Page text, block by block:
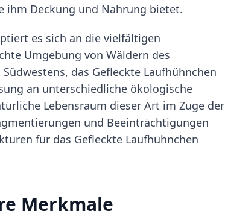
ihm Deckung und Nahrung bietet.
es sich an die vielfältigen
Umgebung von Wäldern des
das Gefleckte Laufhühnchen
an unterschiedliche ökologische
Lebensraum dieser Art im Zuge der
und Beeinträchtigungen
für das Gefleckte Laufhühnchen
Merkmale